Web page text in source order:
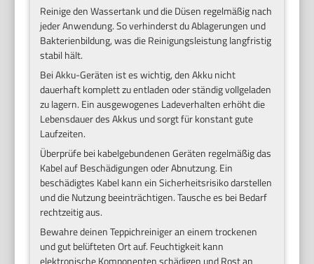
Reinige den Wassertank und die Düsen regelmäßig nach
jeder Anwendung. So verhinderst du Ablagerungen und
Bakterienbildung, was die Reinigungsleistung langfristig
stabil hält.
Bei Akku-Geräten ist es wichtig, den Akku nicht
dauerhaft komplett zu entladen oder ständig vollgeladen
zu lagern. Ein ausgewogenes Ladeverhalten erhöht die
Lebensdauer des Akkus und sorgt für konstant gute
Laufzeiten.
Überprüfe bei kabelgebundenen Geräten regelmäßig das
Kabel auf Beschädigungen oder Abnutzung. Ein
beschädigtes Kabel kann ein Sicherheitsrisiko darstellen
und die Nutzung beeinträchtigen. Tausche es bei Bedarf
rechtzeitig aus.
Bewahre deinen Teppichreiniger an einem trockenen
und gut belüfteten Ort auf. Feuchtigkeit kann
elektronische Komponenten schädigen und Rost an